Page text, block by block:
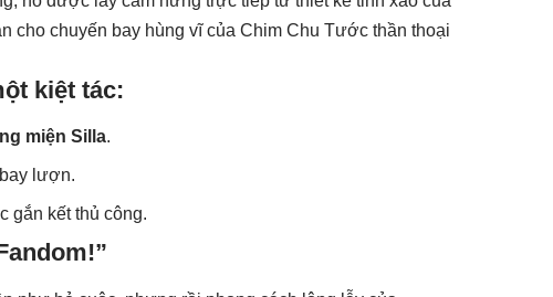
cho chuyến bay hùng vĩ của Chim Chu Tước thần thoại
kiệt tác:
miện Silla.
lượn.
gắn kết thủ công.